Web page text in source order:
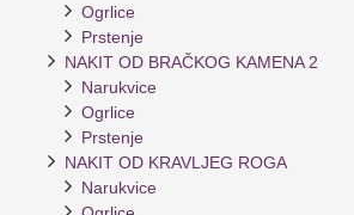
Ogrlice
Prstenje
NAKIT OD BRAČKOG KAMENA 2
Narukvice
Ogrlice
Prstenje
NAKIT OD KRAVLJEG ROGA
Narukvice